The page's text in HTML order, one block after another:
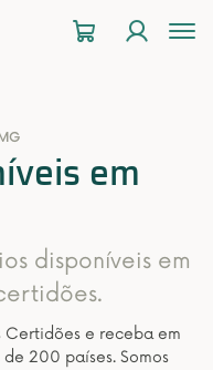
em
disponíveis em
Certidões e receba em
200 países. Somos